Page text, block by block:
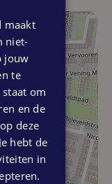
maakt
niet-
jouw
te
om
en de
deze
hebt de
in